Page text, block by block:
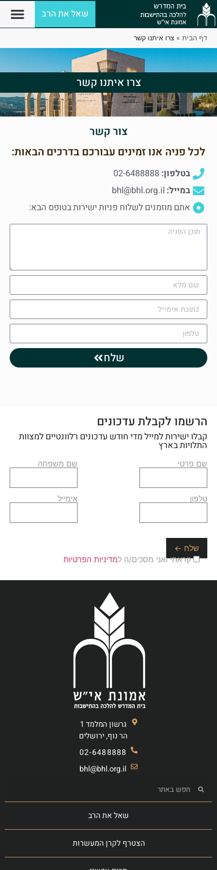
שאל את הרב
דף הבית » צרו איתנו קשר
צרו איתנו קשר
צור קשר
לכל פניה אנו זמינים עבורכם בדרכים הבאות:
בטלפון: 02-6488888
במייל: bhl@bhl.org.il
אתם מוזמנים לשלוח פניות ישירות בטופס הבא:
שלח
הרשמו לקבלת עדכונים
קבלו ישירות למייל מדי חודש עדכונים רלוונטיים למצוות
התלויות בארץ
שם פרטי שם משפחה
טלפון אימייל
קראתי ואני מסכים/ה למדיניות הפרטיות
גרשון המלמד 1
הר נוף, ירושלים
02-6488888
bhl@bhl.org.il
שאל את הרב
הצטרף לקרן המעשרות